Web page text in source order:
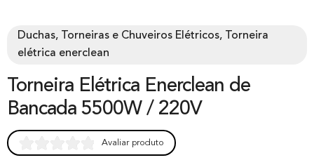
Duchas, Torneiras e Chuveiros Elétricos, Torneira
elétrica enerclean
Torneira Elétrica Enerclean de
Bancada 5500W / 220V
Avaliar produto